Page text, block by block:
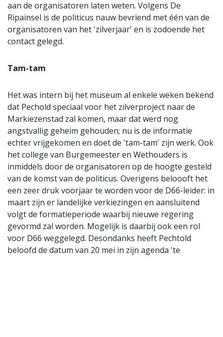
aan de organisatoren laten weten. Volgens De
Ripainsel is de politicus nauw bevriend met één van de
organisatoren van het 'zilverjaar' en is zodoende het
contact gelegd.
Tam-tam
Het was intern bij het museum al enkele weken bekend
dat Pechold speciaal voor het zilverproject naar de
Markiezenstad zal komen, maar dat werd nog
angstvallig geheim gehouden; nu is de informatie
echter vrijgekomen en doet de 'tam-tam' zijn werk. Ook
het college van Burgemeester en Wethouders is
inmiddels door de organisatoren op de hoogte gesteld
van de komst van de politicus. Overigens beloooft het
een zeer druk voorjaar te worden voor de D66-leider: in
maart zijn er landelijke verkiezingen en aansluitend
volgt de formatieperiode waarbij nieuwe regering
gevormd zal worden. Mogelijk is daarbij ook een rol
voor D66 weggelegd. Desondanks heeft Pechtold
beloofd de datum van 20 mei in zijn agenda 'te